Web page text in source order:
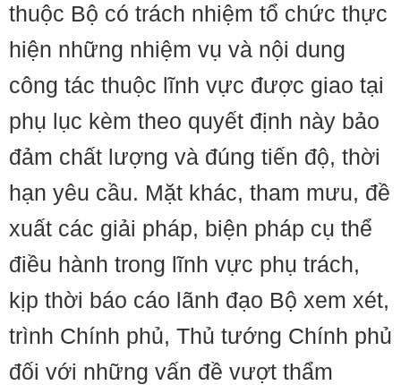
thuộc Bộ có trách nhiệm tổ chức thực
hiện những nhiệm vụ và nội dung
công tác thuộc lĩnh vực được giao tại
phụ lục kèm theo quyết định này bảo
đảm chất lượng và đúng tiến độ, thời
hạn yêu cầu. Mặt khác, tham mưu, đề
xuất các giải pháp, biện pháp cụ thể
điều hành trong lĩnh vực phụ trách,
kịp thời báo cáo lãnh đạo Bộ xem xét,
trình Chính phủ, Thủ tướng Chính phủ
đối với những vấn đề vượt thẩm